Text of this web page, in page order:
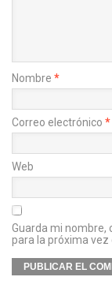
Nombre *
Correo electrónico *
Web
Guarda mi nombre,
para la próxima vez